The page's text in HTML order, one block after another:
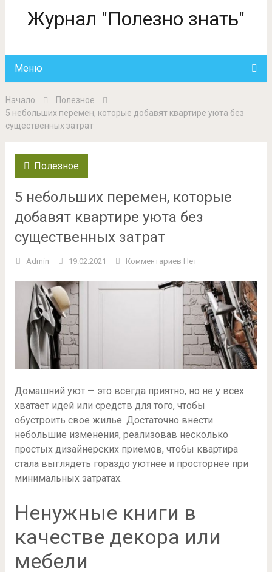
Журнал "Полезно знать"
Меню
Начало
Полезное
5 небольших перемен, которые добавят квартире уюта без
существенных затрат
Полезное
5 небольших перемен, которые
добавят квартире уюта без
существенных затрат
Admin 19.02.2021 Комментариев Нет
Домашний уют — это всегда приятно, но не у всех
хватает идей или средств для того, чтобы
обустроить свое жилье. Достаточно внести
небольшие изменения, реализовав несколько
простых дизайнерских приемов, чтобы квартира
стала выглядеть гораздо уютнее и просторнее при
минимальных затратах.
Ненужные книги в
качестве декора или
мебели